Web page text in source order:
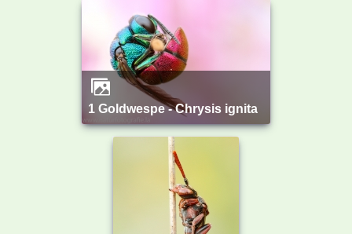
1 Goldwespe - Chrysis ignita